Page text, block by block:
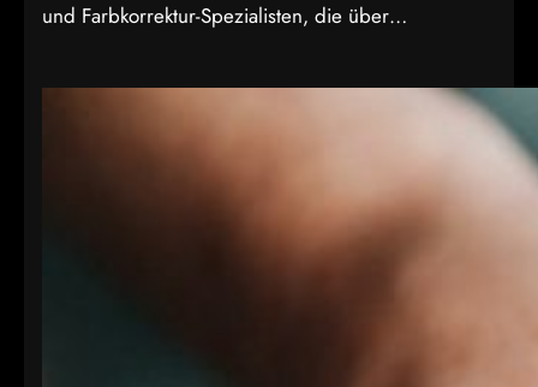
und Farbkorrektur-Spezialisten, die über…